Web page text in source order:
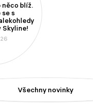
něco blíž.
se s
Skyline!
Všechny novinky